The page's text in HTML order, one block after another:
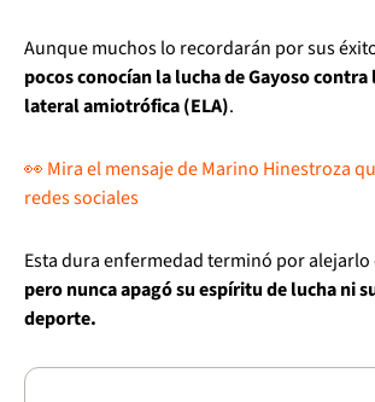
Aunque muchos lo recordarán por sus
pocos conocían la lucha de Gayoso contra
lateral amiotrófica (ELA).
👀 Mira el mensaje de Marino Hinestroza
redes sociales
Esta dura enfermedad terminó por alejarlo
pero nunca apagó su espíritu de lucha ni
deporte.